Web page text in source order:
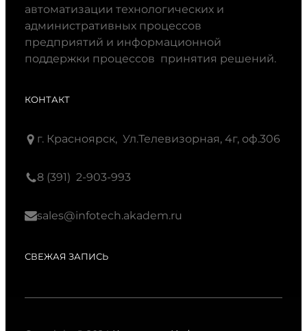
автоматизации технологических и
административных процессов
предприятий и информационной
поддержки процессов принятия решений.
КОНТАКТ
г. Красноярск, Ул.Телевизорная, 4г, оф.306
8 (391) 2-903-993
sales@infotech.akadem.ru
СВЕЖАЯ ЗАПИСЬ